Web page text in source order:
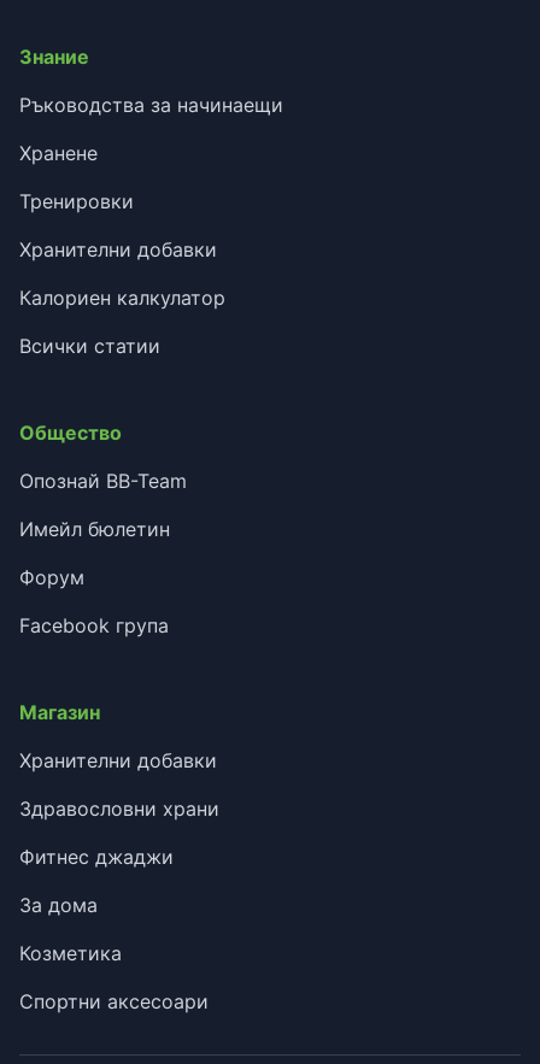
Знание
Ръководства за начинаещи
Хранене
Тренировки
Хранителни добавки
Калориен калкулатор
Всички статии
Общество
Опознай BB-Team
Имейл бюлетин
Форум
Facebook група
Магазин
Хранителни добавки
Здравословни храни
Фитнес джаджи
За дома
Козметика
Спортни аксесоари